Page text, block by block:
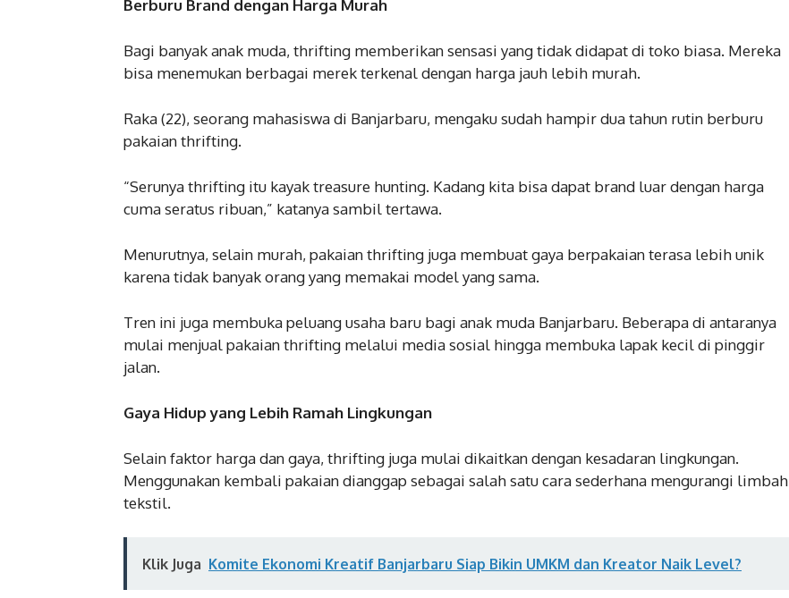
Berburu Brand dengan Harga Murah
Bagi banyak anak muda, thrifting memberikan sensasi yang tidak didapat di toko biasa. Mereka
bisa menemukan berbagai merek terkenal dengan harga jauh lebih murah.
Raka (22), seorang mahasiswa di Banjarbaru, mengaku sudah hampir dua tahun rutin berburu
pakaian thrifting.
“Serunya thrifting itu kayak treasure hunting. Kadang kita bisa dapat brand luar dengan harga
cuma seratus ribuan,” katanya sambil tertawa.
Menurutnya, selain murah, pakaian thrifting juga membuat gaya berpakaian terasa lebih unik
karena tidak banyak orang yang memakai model yang sama.
Tren ini juga membuka peluang usaha baru bagi anak muda Banjarbaru. Beberapa di antaranya
mulai menjual pakaian thrifting melalui media sosial hingga membuka lapak kecil di pinggir
jalan.
Gaya Hidup yang Lebih Ramah Lingkungan
Selain faktor harga dan gaya, thrifting juga mulai dikaitkan dengan kesadaran lingkungan.
Menggunakan kembali pakaian dianggap sebagai salah satu cara sederhana mengurangi limbah
tekstil.
Klik Juga Komite Ekonomi Kreatif Banjarbaru Siap Bikin UMKM dan Kreator Naik Level?